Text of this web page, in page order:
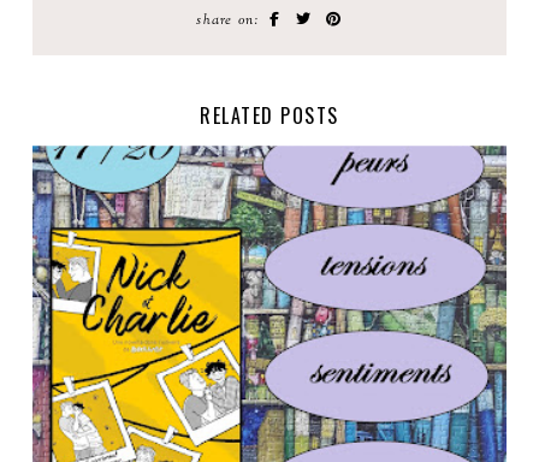
share on:
RELATED POSTS